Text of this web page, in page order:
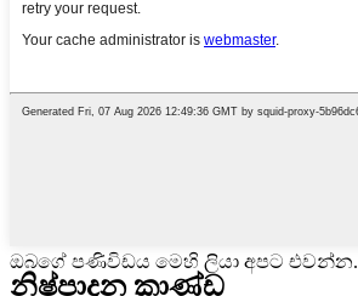
ඔබගේ පණිවිඩය මෙහි ලියා අපට එවන්න.
නිෂ්පාදන කාණ්ඩ